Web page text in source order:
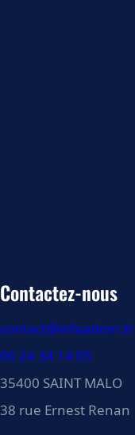
Contactez-nous
contact@infoadom.fr
06 24 34 14 05
35400 SAINT MALO
38 rue Ernest Renan